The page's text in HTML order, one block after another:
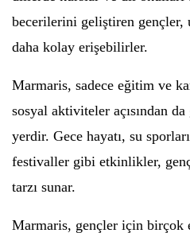
becerilerini geliştiren gençler,
daha kolay erişebilirler.
Marmaris, sadece eğitim ve
sosyal aktiviteler açısından
yerdir. Gece hayatı, su
festivaller gibi etkinlikler,
tarzı sunar.
Marmaris, gençler için birçok